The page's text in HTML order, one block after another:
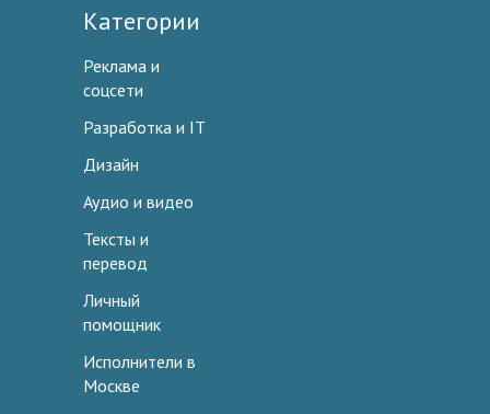
Категории
Реклама и
соцсети
Разработка и IT
Дизайн
Аудио и видео
Тексты и
перевод
Личный
помощник
Исполнители в
Москве